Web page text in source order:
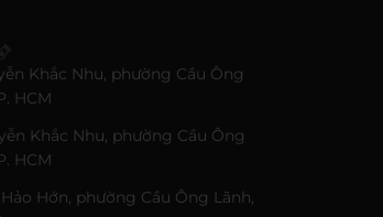
Khắc Nhu, phường Cầu Ông
HCM
Khắc Nhu, phường Cầu Ông
HCM
Hớn, phường Cầu Ông Lãnh,